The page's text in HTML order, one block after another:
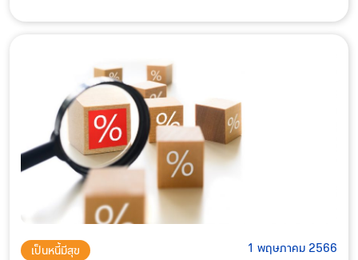
ละเอียดเกี่ยวกับระเบียบและการ
เป็นหนี้มีสุข 1 พฤษภาคม 2566